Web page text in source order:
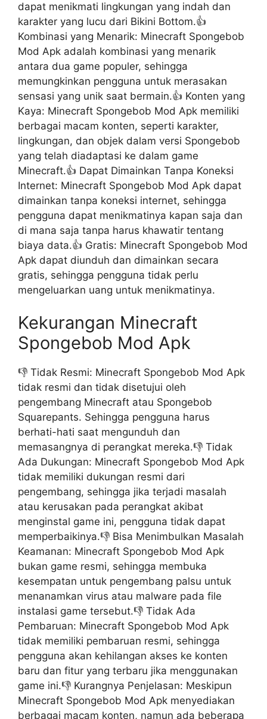
dapat menikmati lingkungan yang indah dan
karakter yang lucu dari Bikini Bottom.👍
Kombinasi yang Menarik: Minecraft Spongebob
Mod Apk adalah kombinasi yang menarik
antara dua game populer, sehingga
memungkinkan pengguna untuk merasakan
sensasi yang unik saat bermain.👍 Konten yang
Kaya: Minecraft Spongebob Mod Apk memiliki
berbagai macam konten, seperti karakter,
lingkungan, dan objek dalam versi Spongebob
yang telah diadaptasi ke dalam game
Minecraft.👍 Dapat Dimainkan Tanpa Koneksi
Internet: Minecraft Spongebob Mod Apk dapat
dimainkan tanpa koneksi internet, sehingga
pengguna dapat menikmatinya kapan saja dan
di mana saja tanpa harus khawatir tentang
biaya data.👍 Gratis: Minecraft Spongebob Mod
Apk dapat diunduh dan dimainkan secara
gratis, sehingga pengguna tidak perlu
mengeluarkan uang untuk menikmatinya.
Kekurangan Minecraft
Spongebob Mod Apk
👎 Tidak Resmi: Minecraft Spongebob Mod Apk
tidak resmi dan tidak disetujui oleh
pengembang Minecraft atau Spongebob
Squarepants. Sehingga pengguna harus
berhati-hati saat mengunduh dan
memasangnya di perangkat mereka.👎 Tidak
Ada Dukungan: Minecraft Spongebob Mod Apk
tidak memiliki dukungan resmi dari
pengembang, sehingga jika terjadi masalah
atau kerusakan pada perangkat akibat
menginstal game ini, pengguna tidak dapat
memperbaikinya.👎 Bisa Menimbulkan Masalah
Keamanan: Minecraft Spongebob Mod Apk
bukan game resmi, sehingga membuka
kesempatan untuk pengembang palsu untuk
menanamkan virus atau malware pada file
instalasi game tersebut.👎 Tidak Ada
Pembaruan: Minecraft Spongebob Mod Apk
tidak memiliki pembaruan resmi, sehingga
pengguna akan kehilangan akses ke konten
baru dan fitur yang terbaru jika menggunakan
game ini.👎 Kurangnya Penjelasan: Meskipun
Minecraft Spongebob Mod Apk menyediakan
berbagai macam konten, namun ada beberapa